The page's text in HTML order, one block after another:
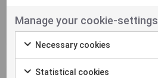
Läs mer
Manage your cookie-settings
Necessary cookies
Statistical cookies